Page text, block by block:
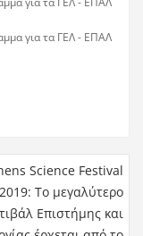
Science Festival
2019: Το μεγαλύτερο
Επιστήμης και